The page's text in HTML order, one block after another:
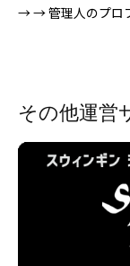
→→ 管理人のプロ
その他運営